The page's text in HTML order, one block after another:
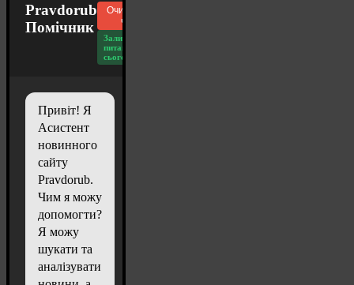
Pravdorub
Помічник
Очистити
чат
Залишилось
питань
сьогодні: 20
Привіт! Я
Асистент
новинного
сайту
Pravdorub.
Чим я можу
допомогти?
Я можу
шукати та
аналізувати